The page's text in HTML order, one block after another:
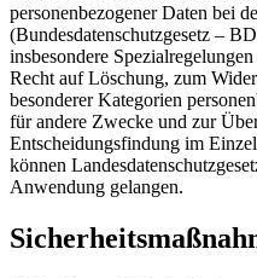
personenbezogener Daten bei
(Bundesdatenschutzgesetz –
insbesondere
Recht auf Löschung, zum
besonderer Kategorien
für andere Zwecke und zur
Entscheidungsfindung im
können
Anwendung gelangen.